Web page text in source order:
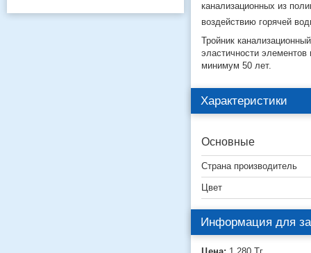
канализационных из
воздействию горячей
Тройник
эластичности
минимум 50 лет.
Характеристики
Основные
Страна производитель
Цвет
Информация для